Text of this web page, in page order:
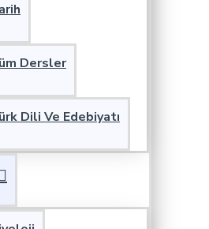
Dersler
Dili Ve Edebiyatı